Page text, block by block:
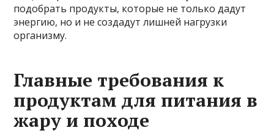
подобрать продукты, которые не только дадут
энергию, но и не создадут лишней нагрузки
организму.
Главные требования к
продуктам для питания в
жару и походе